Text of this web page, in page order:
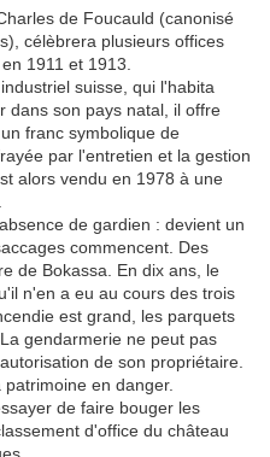
de Foucauld (canonisé
célèbrera plusieurs offices
1911 et 1913.
suisse, qui l'habita
dans son pays natal, il offre
franc symbolique de
par l'entretien et la gestion
alors vendu en 1978 à une
de gardien : devient un
commencent. Des
de Bokassa. En dix ans, le
n'en a eu au cours des trois
est grand, les parquets
gendarmerie ne peut pas
de son propriétaire.
en danger.
de faire bouger les
d'office du château